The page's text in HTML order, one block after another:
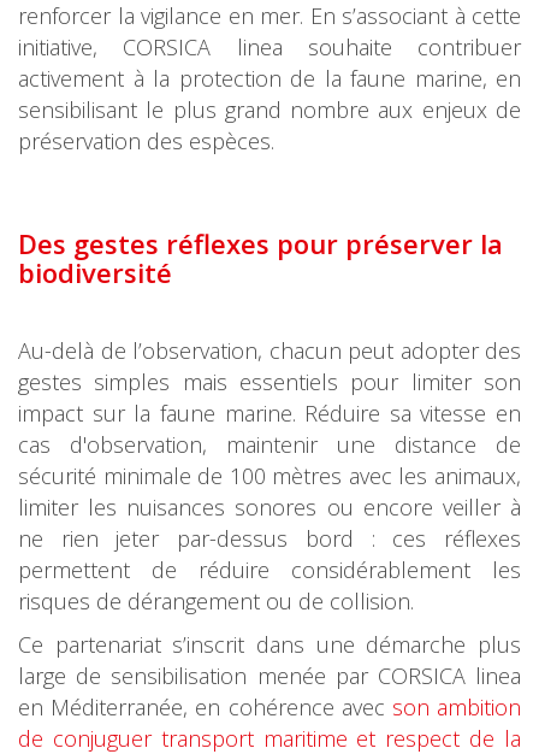
renforcer la vigilance en mer. En s’associant à cette
initiative, CORSICA linea souhaite contribuer
activement à la protection de la faune marine, en
sensibilisant le plus grand nombre aux enjeux de
préservation des espèces.
Des gestes réflexes pour préserver la
biodiversité
Au-delà de l’observation, chacun peut adopter des
gestes simples mais essentiels pour limiter son
impact sur la faune marine. Réduire sa vitesse en
cas d'observation, maintenir une distance de
sécurité minimale de 100 mètres avec les animaux,
limiter les nuisances sonores ou encore veiller à
ne rien jeter par-dessus bord : ces réflexes
permettent de réduire considérablement les
risques de dérangement ou de collision.
Ce partenariat s’inscrit dans une démarche plus
large de sensibilisation menée par CORSICA linea
en Méditerranée, en cohérence avec son ambition
de conjuguer transport maritime et respect de la